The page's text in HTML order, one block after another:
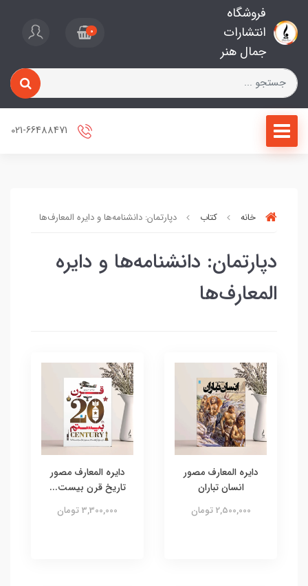
فروشگاه
انتشارات
جمال هنر
0
خانه کتاب دپارتمان: دانشنامه‌ها و دایره المعارف‌ها
دپارتمان: دانشنامه‌ها و دایره
المعارف‌ها
دایره المعارف مصور
انسان تباران
2,500,000 تومان
دایره المعارف مصور
تاریخ قرن بیست...
3,300,000 تومان